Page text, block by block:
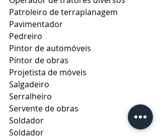
Patroleiro de terraplanagem
Pavimentador
Pedreiro
Pintor de automóveis
Pintor de obras
Projetista de móveis
Salgadeiro
Serralheiro
Servente de obras
Soldador
Soldador